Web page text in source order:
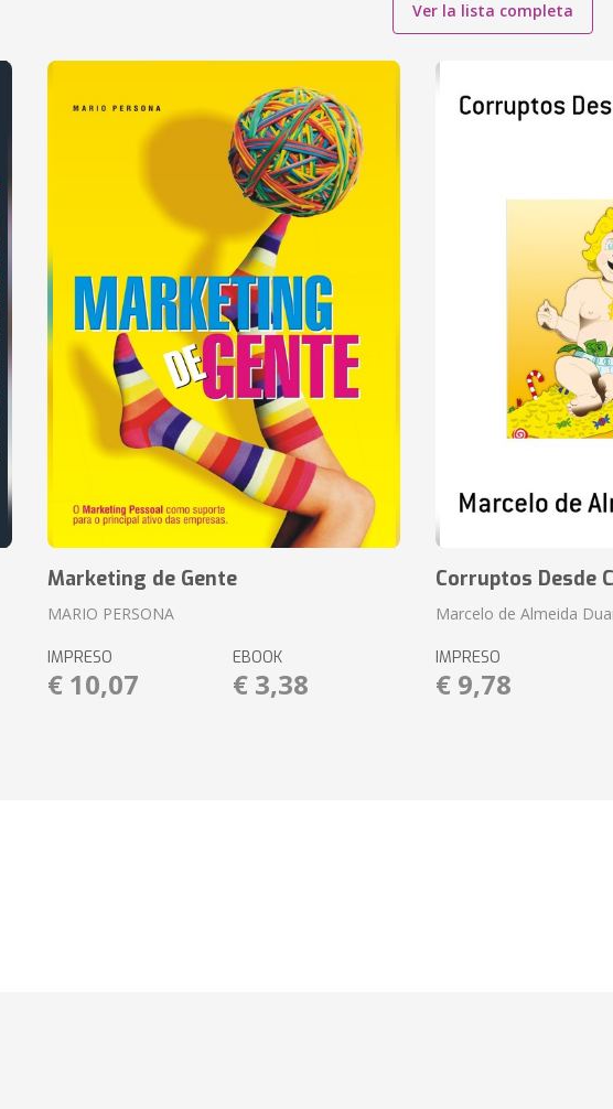
Ver la lista completa
Marketing de Gente
MARIO PERSONA
IMPRESO
€ 10,07
EBOOK
€ 3,38
Corruptos Desde
Marcelo de Almeida
IMPRESO
€ 9,78